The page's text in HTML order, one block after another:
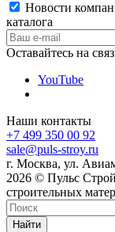
Новости
каталога
Оставайтесь на
YouTube
Наши контакты
+7 499 350 00 92
sale@puls-stroy.ru
г. Москва, ул.
2026 © Пульс
строительных
Найти